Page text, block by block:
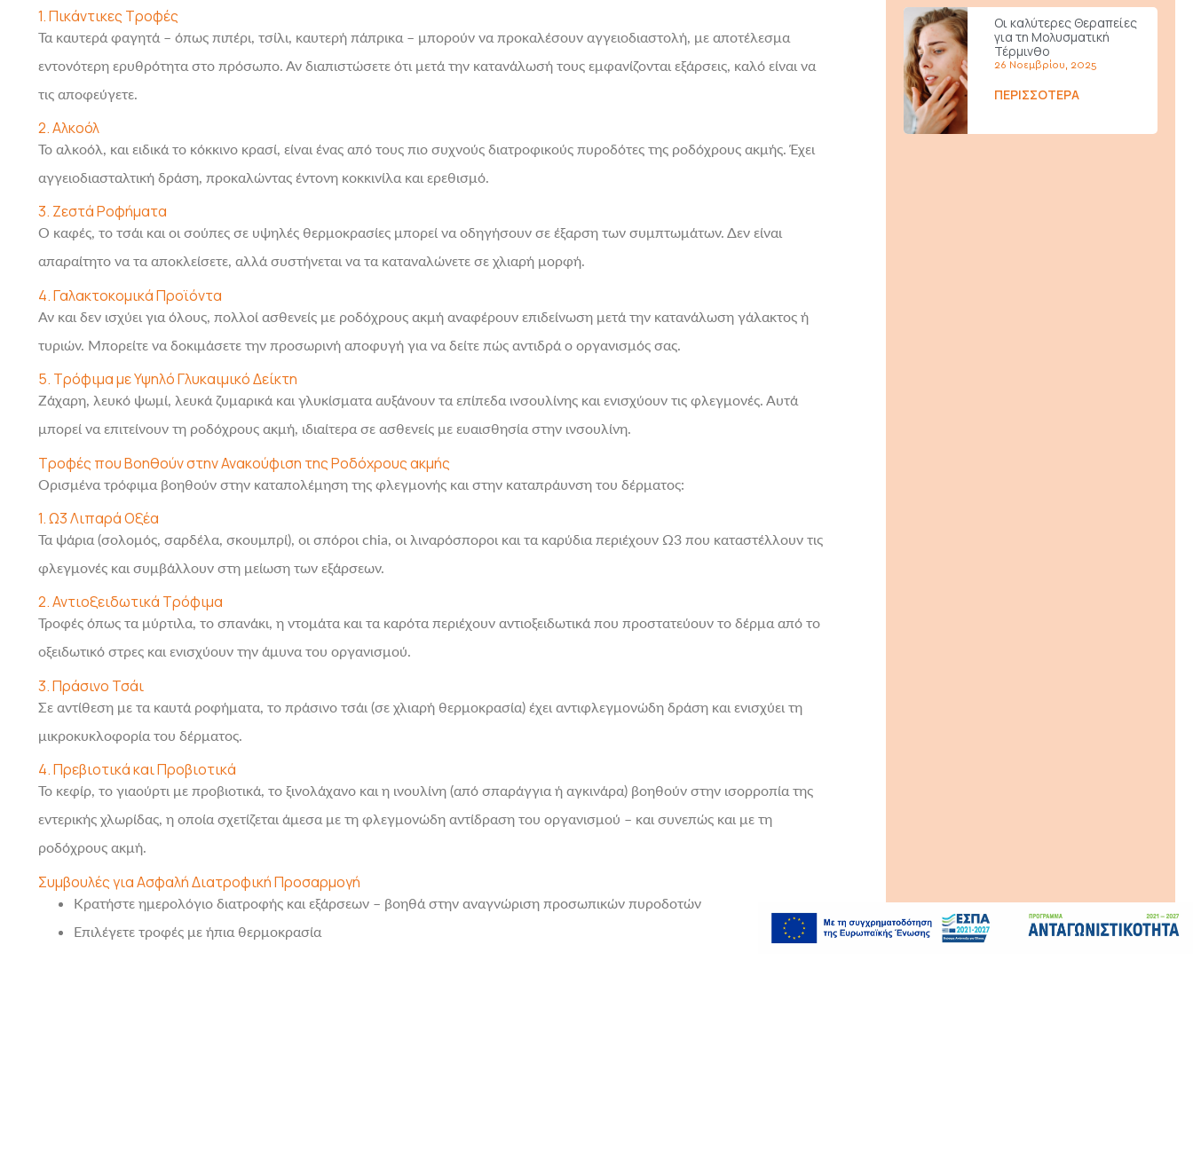
1. Πικάντικες Τροφές
Τα καυτερά φαγητά – όπως πιπέρι, τσίλι, καυτερή πάπρικα – μπορούν να προκαλέσουν αγγειοδιαστολή, με αποτέλεσμα
εντονότερη ερυθρότητα στο πρόσωπο. Αν διαπιστώσετε ότι μετά την κατανάλωσή τους εμφανίζονται εξάρσεις, καλό είναι να
τις αποφεύγετε.
2. Αλκοόλ
Το αλκοόλ, και ειδικά το κόκκινο κρασί, είναι ένας από τους πιο συχνούς διατροφικούς πυροδότες της ροδόχρους ακμής. Έχει
αγγειοδιασταλτική δράση, προκαλώντας έντονη κοκκινίλα και ερεθισμό.
3. Ζεστά Ροφήματα
Ο καφές, το τσάι και οι σούπες σε υψηλές θερμοκρασίες μπορεί να οδηγήσουν σε έξαρση των συμπτωμάτων. Δεν είναι
απαραίτητο να τα αποκλείσετε, αλλά συστήνεται να τα καταναλώνετε σε χλιαρή μορφή.
4. Γαλακτοκομικά Προϊόντα
Αν και δεν ισχύει για όλους, πολλοί ασθενείς με ροδόχρους ακμή αναφέρουν επιδείνωση μετά την κατανάλωση γάλακτος ή
τυριών. Μπορείτε να δοκιμάσετε την προσωρινή αποφυγή για να δείτε πώς αντιδρά ο οργανισμός σας.
5. Τρόφιμα με Υψηλό Γλυκαιμικό Δείκτη
Ζάχαρη, λευκό ψωμί, λευκά ζυμαρικά και γλυκίσματα αυξάνουν τα επίπεδα ινσουλίνης και ενισχύουν τις φλεγμονές. Αυτά
μπορεί να επιτείνουν τη ροδόχρους ακμή, ιδιαίτερα σε ασθενείς με ευαισθησία στην ινσουλίνη.
Τροφές που Βοηθούν στην Ανακούφιση της Ροδόχρους ακμής
Ορισμένα τρόφιμα βοηθούν στην καταπολέμηση της φλεγμονής και στην καταπράυνση του δέρματος:
1. Ω3 Λιπαρά Οξέα
Τα ψάρια (σολομός, σαρδέλα, σκουμπρί), οι σπόροι chia, οι λιναρόσποροι και τα καρύδια περιέχουν Ω3 που καταστέλλουν τις
φλεγμονές και συμβάλλουν στη μείωση των εξάρσεων.
2. Αντιοξειδωτικά Τρόφιμα
Τροφές όπως τα μύρτιλα, το σπανάκι, η ντομάτα και τα καρότα περιέχουν αντιοξειδωτικά που προστατεύουν το δέρμα από το
οξειδωτικό στρες και ενισχύουν την άμυνα του οργανισμού.
3. Πράσινο Τσάι
Σε αντίθεση με τα καυτά ροφήματα, το πράσινο τσάι (σε χλιαρή θερμοκρασία) έχει αντιφλεγμονώδη δράση και ενισχύει τη
μικροκυκλοφορία του δέρματος.
4. Πρεβιοτικά και Προβιοτικά
Το κεφίρ, το γιαούρτι με προβιοτικά, το ξινολάχανο και η ινουλίνη (από σπαράγγια ή αγκινάρα) βοηθούν στην ισορροπία της
εντερικής χλωρίδας, η οποία σχετίζεται άμεσα με τη φλεγμονώδη αντίδραση του οργανισμού – και συνεπώς και με τη
ροδόχρους ακμή.
Συμβουλές για Ασφαλή Διατροφική Προσαρμογή
Κρατήστε ημερολόγιο διατροφής και εξάρσεων – βοηθά στην αναγνώριση προσωπικών πυροδοτών
Επιλέγετε τροφές με ήπια θερμοκρασία
Οι καλύτερες Θεραπείες
για τη Μολυσματική
Τέρμινθο
26 Νοεμβρίου, 2025
ΠΕΡΙΣΣΌΤΕΡΑ